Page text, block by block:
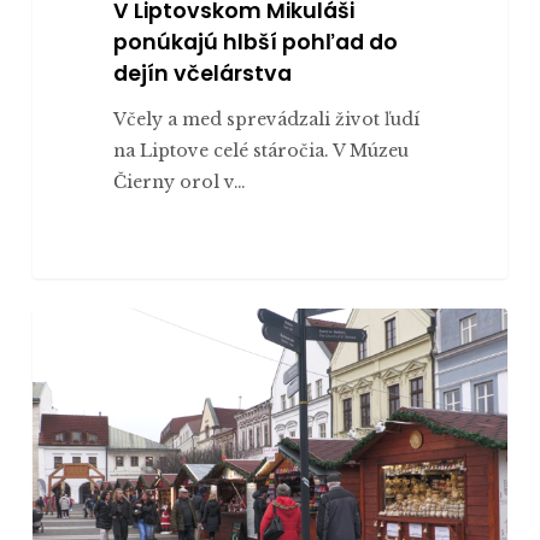
V Liptovskom Mikuláši
ponúkajú hlbší pohľad do
dejín včelárstva
Včely a med sprevádzali život ľudí
na Liptove celé stáročia. V Múzeu
Čierny orol v…
v
Žiline
–
predajcovia
sa